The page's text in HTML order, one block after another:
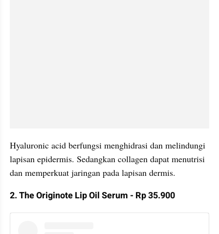
Hyaluronic acid berfungsi menghidrasi dan melindungi
lapisan epidermis. Sedangkan collagen dapat menutrisi
dan memperkuat jaringan pada lapisan dermis.
2. The Originote Lip Oil Serum - Rp 35.900